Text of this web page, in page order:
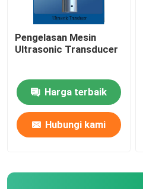
Pengelasan Mesin
Ultrasonic Transducer
Harga terbaik
Hubungi kami